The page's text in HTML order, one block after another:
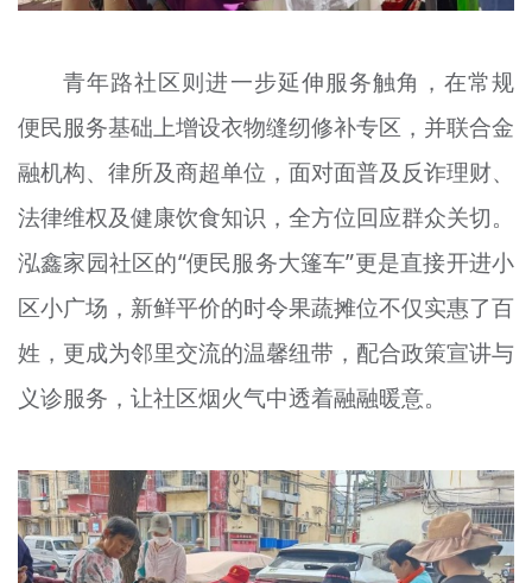
青年路社区则进一步延伸服务触角，在常规
便民服务基础上增设衣物缝纫修补专区，并联合金
融机构、律所及商超单位，面对面普及反诈理财、
法律维权及健康饮食知识，全方位回应群众关切。
泓鑫家园社区的“便民服务大篷车”更是直接开进小
区小广场，新鲜平价的时令果蔬摊位不仅实惠了百
姓，更成为邻里交流的温馨纽带，配合政策宣讲与
义诊服务，让社区烟火气中透着融融暖意。